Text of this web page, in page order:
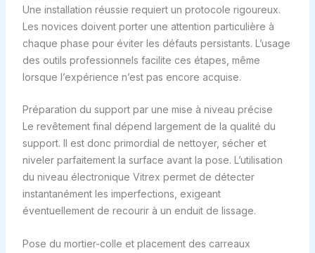
Une installation réussie requiert un protocole rigoureux.
Les novices doivent porter une attention particulière à
chaque phase pour éviter les défauts persistants. L’usage
des outils professionnels facilite ces étapes, même
lorsque l’expérience n’est pas encore acquise.
Préparation du support par une mise à niveau précise
Le revêtement final dépend largement de la qualité du
support. Il est donc primordial de nettoyer, sécher et
niveler parfaitement la surface avant la pose. L’utilisation
du niveau électronique Vitrex permet de détecter
instantanément les imperfections, exigeant
éventuellement de recourir à un enduit de lissage.
Pose du mortier-colle et placement des carreaux